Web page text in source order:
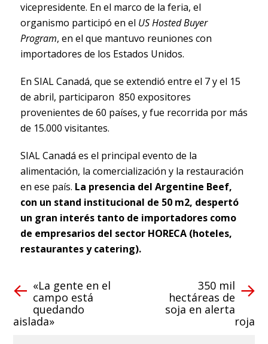
vicepresidente. En el marco de la feria, el
organismo participó en el US Hosted Buyer
Program, en el que mantuvo reuniones con
importadores de los Estados Unidos.
En SIAL Canadá, que se extendió entre el 7 y el 15
de abril, participaron 850 expositores
provenientes de 60 países, y fue recorrida por más
de 15.000 visitantes.
SIAL Canadá es el principal evento de la
alimentación, la comercialización y la restauración
en ese país. La presencia del Argentine Beef,
con un stand institucional de 50 m2, despertó
un gran interés tanto de importadores como
de empresarios del sector HORECA (hoteles,
restaurantes y catering).
«La gente en el
campo está
quedando
aislada»
350 mil
hectáreas de
soja en alerta
roja